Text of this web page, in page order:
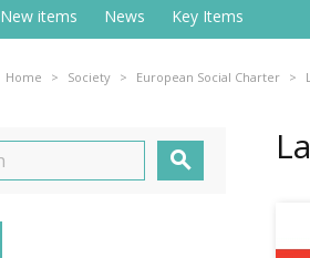
New items News Key Items
Home Society European Social Charter
